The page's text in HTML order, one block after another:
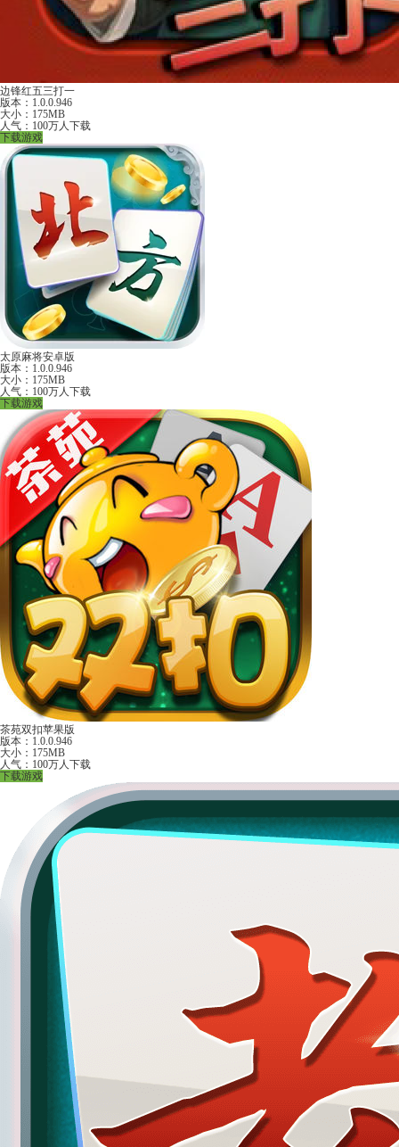
边锋红五三打一
版本：1.0.0.946
大小：175MB
人气：100万人下载
下载游戏
太原麻将安卓版
版本：1.0.0.946
大小：175MB
人气：100万人下载
下载游戏
茶苑双扣苹果版
版本：1.0.0.946
大小：175MB
人气：100万人下载
下载游戏